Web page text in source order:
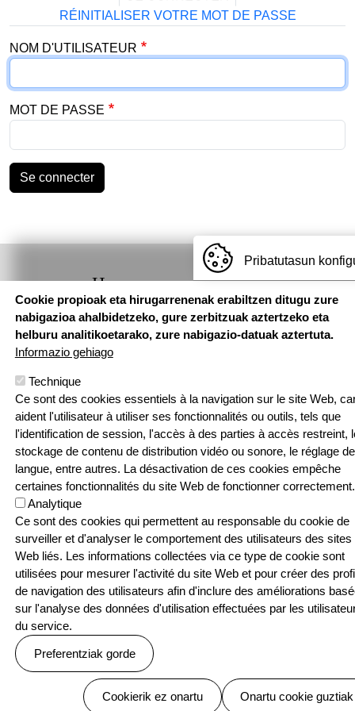
RÉINITIALISER VOTRE MOT DE PASSE
NOM D'UTILISATEUR
MOT DE PASSE
Se connecter
Hemen
aurkituko
gaituzu
KANBO
T: 05 59 52 49
24 | F: 05 59
52 88 87
Sarean
Menu Pied de page
ContactPolitique de confidentialité
Politique relative aux cookies
© SEASKA | Eskubide guztiak bere esku
Pribatutasun
Cookie propioak eta hirugarrenenak erabiltzen ditugu zure
nabigazioa ahalbidetzeko, gure zerbitzuak aztertzeko eta
helburu analitikoetarako, zure nabigazio-datuak aztertuta.
Informazio gehiago
Technique
Ce sont des cookies essentiels à la navigation sur le site Web,
aident l'utilisateur à utiliser ses fonctionnalités ou outils, tels que
l'identification de session, l'accès à des parties à accès restreint,
stockage de contenu de distribution vidéo ou sonore, le réglage
langue, entre autres. La désactivation de ces cookies empêche
certaines fonctionnalités du site Web de fonctionner correctement.
Analytique
Ce sont des cookies qui permettent au responsable du cookie de
surveiller et d'analyser le comportement des utilisateurs des sites
Web liés. Les informations collectées via ce type de cookie sont
utilisées pour mesurer l'activité du site Web et pour créer des
de navigation des utilisateurs afin d'inclure des améliorations
sur l'analyse des données d'utilisation effectuées par les
du service.
Preferentziak gorde
Cookierik ez onartu Onartu cookie guztiak
Baimenak ezeztatu